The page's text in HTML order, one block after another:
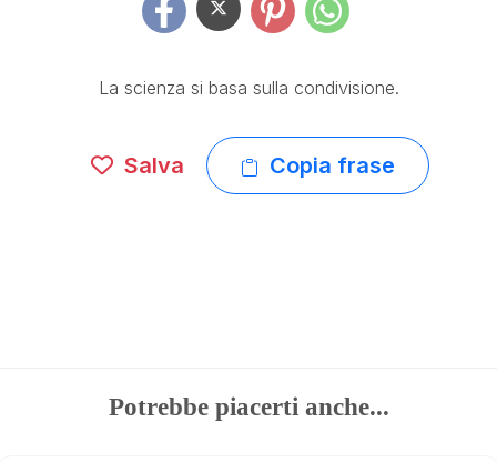
La scienza si basa sulla condivisione.
Salva Copia frase
Potrebbe piacerti anche...